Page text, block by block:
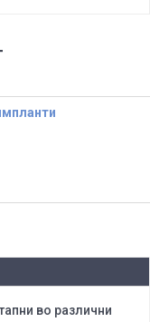
во различни